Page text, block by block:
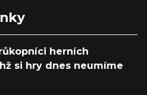
herních
si hry dnes neumíme